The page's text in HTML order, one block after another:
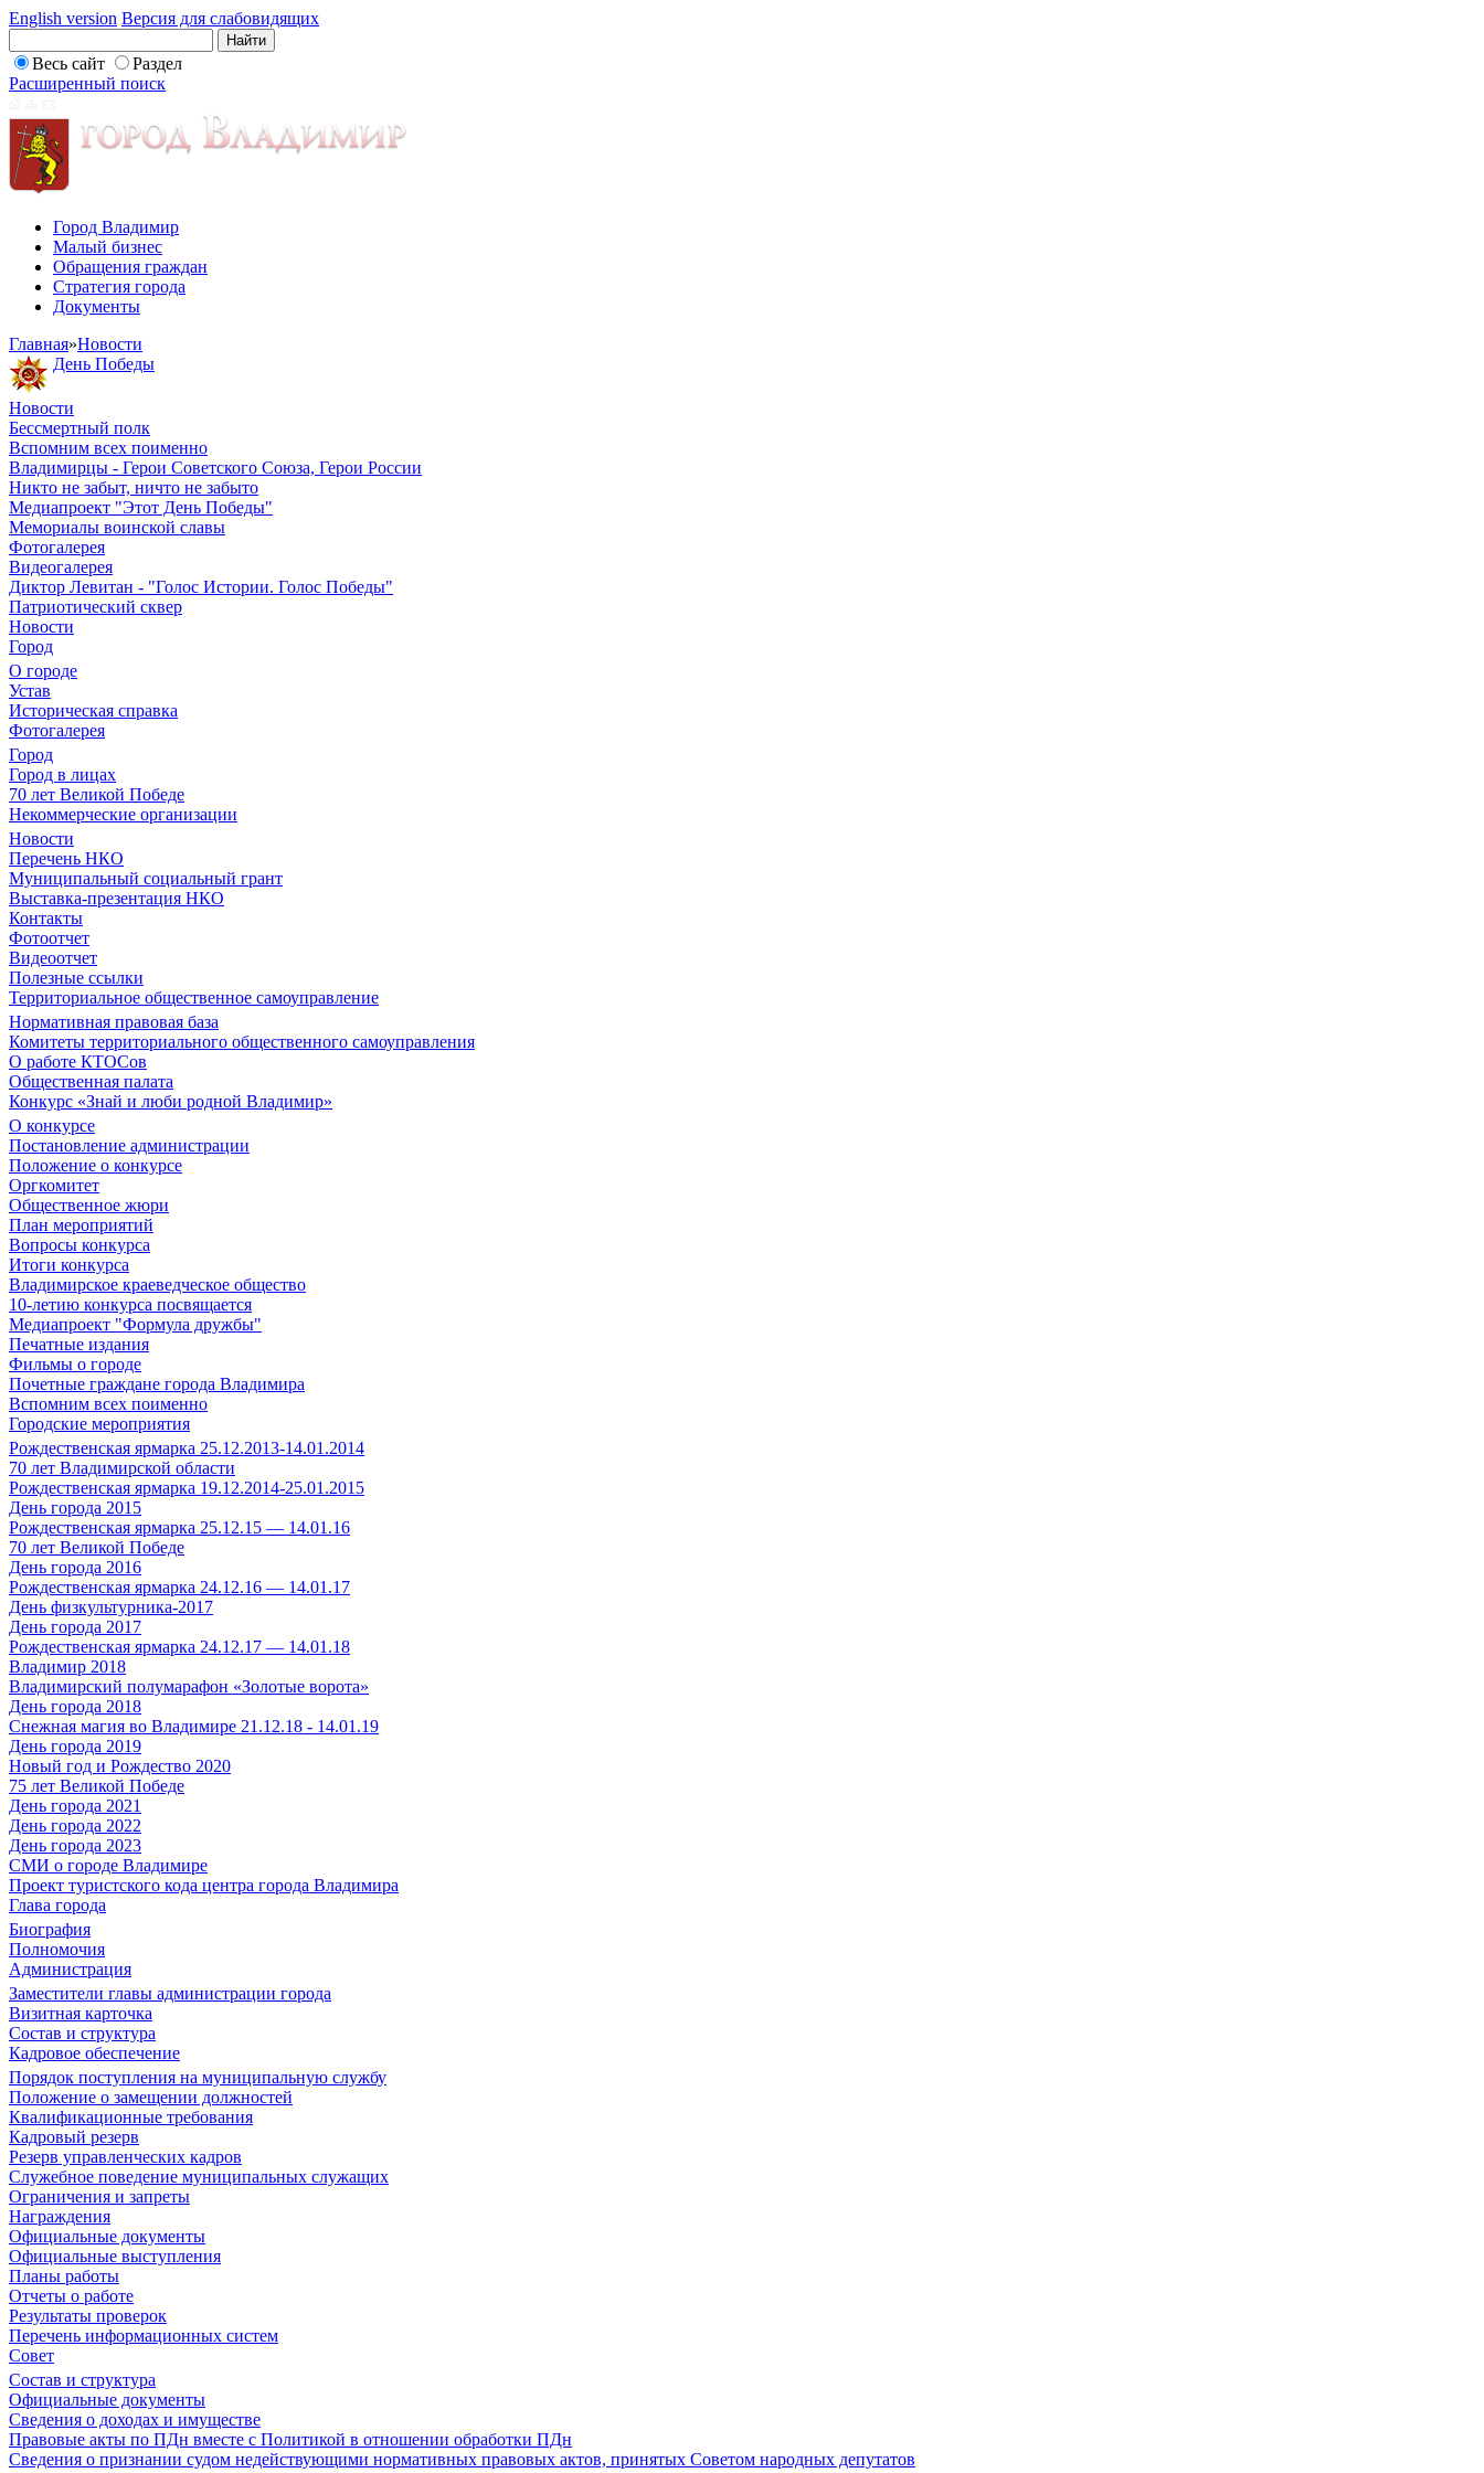
English version Версия для слабовидящих
Весь сайт
Раздел
Расширенный поиск
Город Владимир
Малый бизнес
Обращения граждан
Стратегия города
Документы
Главная»Новости
День Победы
Новости
Бессмертный полк
Вспомним всех поименно
Владимирцы - Герои Советского Союза, Герои России
Никто не забыт, ничто не забыто
Медиапроект "Этот День Победы"
Мемориалы воинской славы
Фотогалерея
Видеогалерея
Диктор Левитан - "Голос Истории. Голос Победы"
Патриотический сквер
Новости
Город
О городе
Устав
Историческая справка
Фотогалерея
Город
Город в лицах
70 лет Великой Победе
Некоммерческие организации
Новости
Перечень НКО
Муниципальный социальный грант
Выставка-презентация НКО
Контакты
Фотоотчет
Видеоотчет
Полезные ссылки
Территориальное общественное самоуправление
Нормативная правовая база
Комитеты территориального общественного самоуправления
О работе КТОСов
Общественная палата
Конкурс «Знай и люби родной Владимир»
О конкурсе
Постановление администрации
Положение о конкурсе
Оргкомитет
Общественное жюри
План мероприятий
Вопросы конкурса
Итоги конкурса
Владимирское краеведческое общество
10-летию конкурса посвящается
Медиапроект "Формула дружбы"
Печатные издания
Фильмы о городе
Почетные граждане города Владимира
Вспомним всех поименно
Городские мероприятия
Рождественская ярмарка 25.12.2013-14.01.2014
70 лет Владимирской области
Рождественская ярмарка 19.12.2014-25.01.2015
День города 2015
Рождественская ярмарка 25.12.15 — 14.01.16
70 лет Великой Победе
День города 2016
Рождественская ярмарка 24.12.16 — 14.01.17
День физкультурника-2017
День города 2017
Рождественская ярмарка 24.12.17 — 14.01.18
Владимир 2018
Владимирский полумарафон «Золотые ворота»
День города 2018
Снежная магия во Владимире 21.12.18 - 14.01.19
День города 2019
Новый год и Рождество 2020
75 лет Великой Победе
День города 2021
День города 2022
День города 2023
СМИ о городе Владимире
Проект туристского кода центра города Владимира
Глава города
Биография
Полномочия
Администрация
Заместители главы администрации города
Визитная карточка
Состав и структура
Кадровое обеспечение
Порядок поступления на муниципальную службу
Положение о замещении должностей
Квалификационные требования
Кадровый резерв
Резерв управленческих кадров
Служебное поведение муниципальных служащих
Ограничения и запреты
Награждения
Официальные документы
Официальные выступления
Планы работы
Отчеты о работе
Результаты проверок
Перечень информационных систем
Совет
Состав и структура
Официальные документы
Сведения о доходах и имуществе
Правовые акты по ПДн вместе с Политикой в отношении обработки ПДн
Сведения о признании судом недействующими нормативных правовых актов, принятых Советом народных депутатов